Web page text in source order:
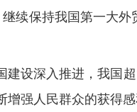
继续保持我国第一大
建设深入推进，我国
增强人民群众的获得感